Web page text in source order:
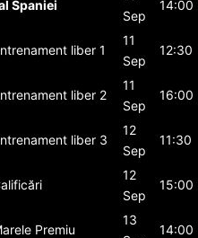
Spaniei
Sep
14:00
liber 1
11
Sep
12:30
liber 2
11
Sep
16:00
liber 3
12
Sep
11:30
12
Sep
15:00
Premiu
13
14:00